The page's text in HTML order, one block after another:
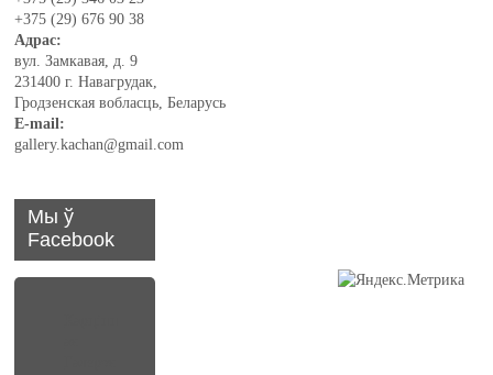
+375 (29) 676 90 38
Адрас:
вул. Замкавая, д. 9
231400 г. Навагрудак,
Гродзенская вобласць, Беларусь
E-mail:
gallery.kachan@gmail.com
Мы ў
Facebook